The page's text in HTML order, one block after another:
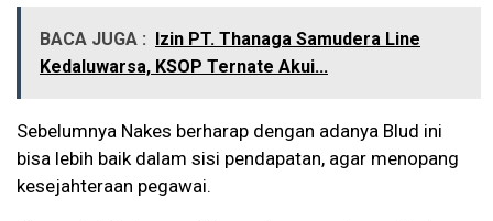
BACA JUGA :
Izin PT. Thanaga Samudera Line
Kedaluwarsa, KSOP Ternate Akui...
Sebelumnya Nakes berharap dengan adanya Blud ini
bisa lebih baik dalam sisi pendapatan, agar menopang
kesejahteraan pegawai.